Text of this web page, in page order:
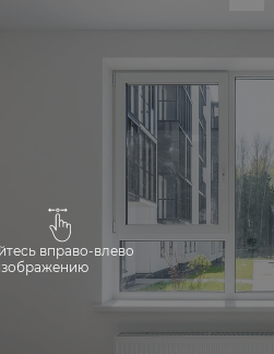
вправо-влево